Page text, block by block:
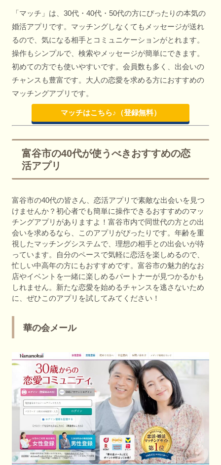
「マッチ」は、30代・40代・50代の方にぴったりの本気の
婚活アプリです。マッチングしなくてもメッセージが送れ
るので、気になる相手とコミュニケーションがとれます。
操作もシンプルで、検索やメッセージが簡単にできます。
初めての方でも使いやすいです。会員数も多く、出会いの
チャンスも豊富です。大人の恋愛を求める方におすすめの
マッチングアプリです。
マッチはこちら♪（登録無料）
富谷市の40代が使うべきおすすめの恋
活アプリ
富谷市の40代の皆さん、恋活アプリで素敵な出会いを見つ
けませんか？初心者でも簡単に操作できるおすすめのマッ
チングアプリがありますよ！富谷市内で同世代の方との出
会いを求めるなら、このアプリがぴったりです。年齢を重
視したマッチングシステムで、理想の相手との出会いが待
っています。自分のペースで気軽に恋活を楽しめるので、
忙しい中高年の方にもおすすめです。富谷市の魅力的なお
店やイベントを一緒に楽しめるパートナーが見つかるかも
しれません。新たな恋愛を始めるチャンスを逃さないため
に、ぜひこのアプリを試してみてください！
華の会メール